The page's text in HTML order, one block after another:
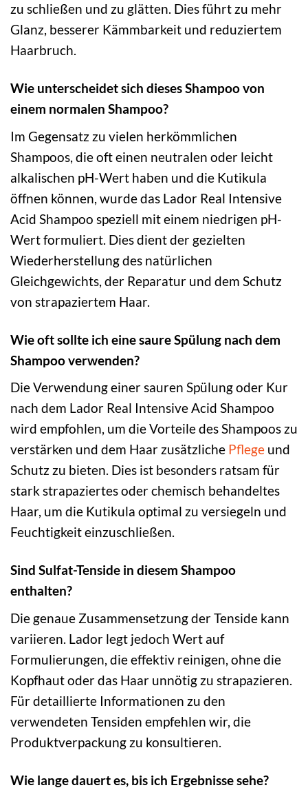
zu schließen und zu glätten. Dies führt zu mehr
Glanz, besserer Kämmbarkeit und reduziertem
Haarbruch.
Wie unterscheidet sich dieses Shampoo von
einem normalen Shampoo?
Im Gegensatz zu vielen herkömmlichen
Shampoos, die oft einen neutralen oder leicht
alkalischen pH-Wert haben und die Kutikula
öffnen können, wurde das Lador Real Intensive
Acid Shampoo speziell mit einem niedrigen pH-
Wert formuliert. Dies dient der gezielten
Wiederherstellung des natürlichen
Gleichgewichts, der Reparatur und dem Schutz
von strapaziertem Haar.
Wie oft sollte ich eine saure Spülung nach dem
Shampoo verwenden?
Die Verwendung einer sauren Spülung oder Kur
nach dem Lador Real Intensive Acid Shampoo
wird empfohlen, um die Vorteile des Shampoos zu
verstärken und dem Haar zusätzliche Pflege und
Schutz zu bieten. Dies ist besonders ratsam für
stark strapaziertes oder chemisch behandeltes
Haar, um die Kutikula optimal zu versiegeln und
Feuchtigkeit einzuschließen.
Sind Sulfat-Tenside in diesem Shampoo
enthalten?
Die genaue Zusammensetzung der Tenside kann
variieren. Lador legt jedoch Wert auf
Formulierungen, die effektiv reinigen, ohne die
Kopfhaut oder das Haar unnötig zu strapazieren.
Für detaillierte Informationen zu den
verwendeten Tensiden empfehlen wir, die
Produktverpackung zu konsultieren.
Wie lange dauert es, bis ich Ergebnisse sehe?